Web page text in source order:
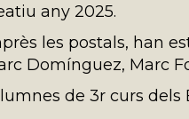
any 2025.
les postals, han
Domínguez, Marc
de 3r curs